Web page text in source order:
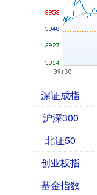
深证成指
沪深300
北证50
创业板指
基金指数